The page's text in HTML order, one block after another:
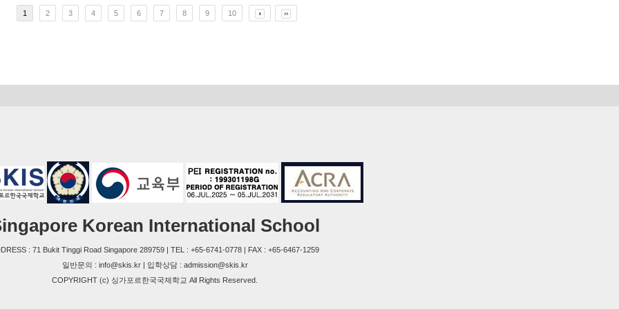
1 2 3 4 5 6 7 8 9 10
Korean International School
: 71 Bukit Tinggi Road Singapore 289759 | TEL : +65-6741-0778 | FAX : +65-6467-1259
일반문의 : info@skis.kr | 입학상담 : admission@skis.kr
COPYRIGHT (c) 싱가포르한국국제학교 All Rights Reserved.